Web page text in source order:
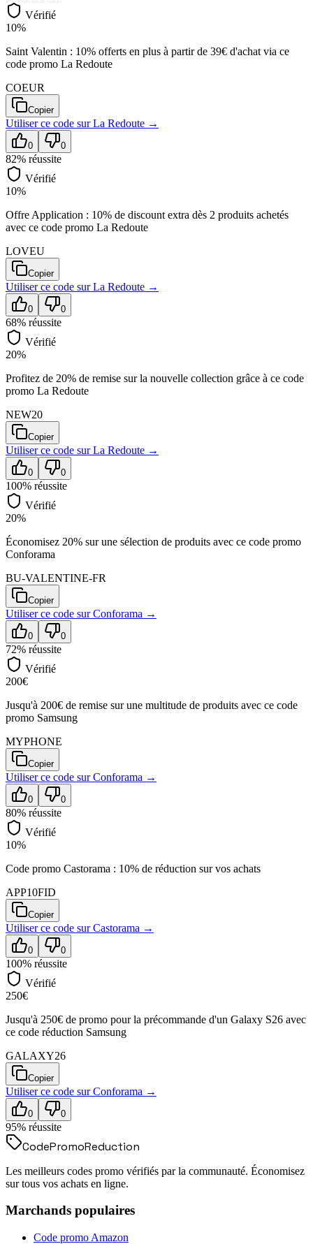
Vérifié
10%
Saint Valentin : 10% offerts en plus à partir de 39€ d'achat via ce
code promo La Redoute
COEUR
Copier
Utiliser ce code surLa Redoute →
0 0
82% réussite
Vérifié
10%
Offre Application : 10% de discount extra dès 2 produits achetés
avec ce code promo La Redoute
LOVEU
Copier
Utiliser ce code surLa Redoute →
0 0
68% réussite
Vérifié
20%
Profitez de 20% de remise sur la nouvelle collection grâce à ce code
promo La Redoute
NEW20
Copier
Utiliser ce code surLa Redoute →
0 0
100% réussite
Vérifié
20%
Économisez 20% sur une sélection de produits avec ce code promo
Conforama
BU-VALENTINE-FR
Copier
Utiliser ce code surConforama →
0 0
72% réussite
Vérifié
200€
Jusqu'à 200€ de remise sur une multitude de produits avec ce code
promo Samsung
MYPHONE
Copier
Utiliser ce code surConforama →
0 0
80% réussite
Vérifié
10%
Code promo Castorama : 10% de réduction sur vos achats
APP10FID
Copier
Utiliser ce code surCastorama →
0 0
100% réussite
Vérifié
250€
Jusqu'à 250€ de promo pour la précommande d'un Galaxy S26 avec
ce code réduction Samsung
GALAXY26
Copier
Utiliser ce code surConforama →
0 0
95% réussite
CodePromoReduction
Les meilleurs codes promo vérifiés par la communauté. Économisez
sur tous vos achats en ligne.
Marchands populaires
Code promo Amazon